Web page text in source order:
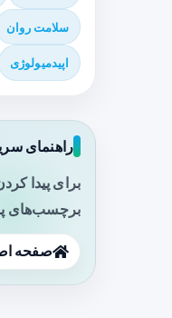
سلامت روان
اپیدمیولوژی
راهنمای
برای پیدا
برچسب‌های
صفحه